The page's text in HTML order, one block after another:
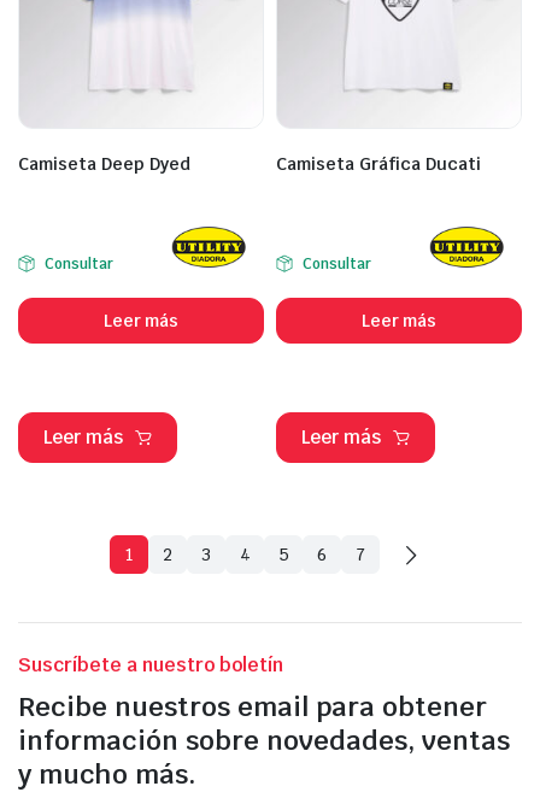
Camiseta Deep Dyed
Consultar
Leer más
Leer más
Camiseta Gráfica Ducati
Consultar
Leer más
Leer más
1 2 3 4 5 6 7
Suscríbete a nuestro boletín
Recibe nuestros email para obtener
información sobre novedades, ventas
y mucho más.